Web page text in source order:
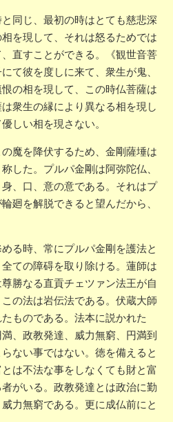
同じ、最初の時はとても慈悲深
を現して、それは怒るためでは
直すことができる。《観世音菩
て彼を度しに来て、衆生が鬼、
の相を現して、この時仏菩薩は
衆生の縁により異なる相を現し
しい相を現さない。
魔を降伏するため、金剛薩埵は
した。プルパ金剛は阿弥陀仏、
、口、意の意である。それはプ
廻を解脱できると望んだから、
る時、常にプルパ金剛を護法と
ての障碍を取り除ける。蓮師は
勝なる直貢チェツァン法王が自
の法は岩伝法である。伏蔵大師
ものである。法本に説かれた
、政教発達、威力無窮、円満到
ない事ではない。徳を備えると
は不法な事をしなくても財と富
がいる。政教発達とは政治に勤
力無窮である。更に成仏前にと